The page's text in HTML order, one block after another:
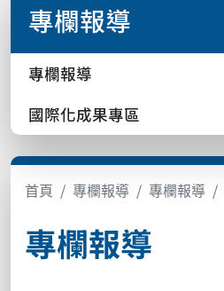
專欄報導
專欄報導
國際化成果專區
首頁 專欄報導 專欄報導
專欄報導